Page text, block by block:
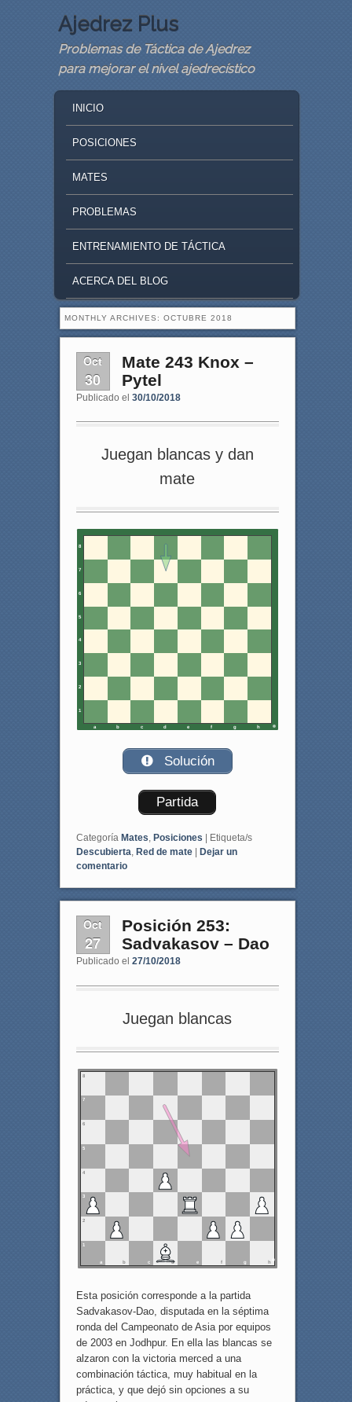
Ajedrez Plus
Problemas de Táctica de Ajedrez
para mejorar el nivel ajedrecístico
SKIP TO PRIMARY CONTENT
SKIP TO SECONDARY CONTENT
INICIO
POSICIONES
MATES
PROBLEMAS
ENTRENAMIENTO DE TÁCTICA
ACERCA DEL BLOG
MONTHLY ARCHIVES: OCTUBRE 2018
Oct
30
Mate 243 Knox –
Pytel
Publicado el 30/10/2018
Juegan blancas y dan
mate
8
7
6
5
4
3
2
1
a b c d e f g h
Solución
Partida
Categoría Mates, Posiciones
Etiqueta/s
Descubierta, Red de mate
Dejar un
comentario
Oct
27
Posición 253:
Sadvakasov – Dao
Publicado el 27/10/2018
Juegan blancas
8
7
6
5
4
3
2
1
a b c d e f g h
Esta posición corresponde a la partida
Sadvakasov-Dao, disputada en la séptima
ronda del Campeonato de Asia por equipos
de 2003 en Jodhpur. En ella las blancas se
alzaron con la victoria merced a una
combinación táctica, muy habitual en la
práctica, y que dejó sin opciones a su